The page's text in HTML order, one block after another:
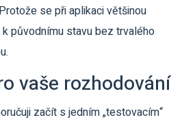
se při aplikaci většinou
původnímu stavu bez trvalého
vaše rozhodování
začít s jedním „testovacím“